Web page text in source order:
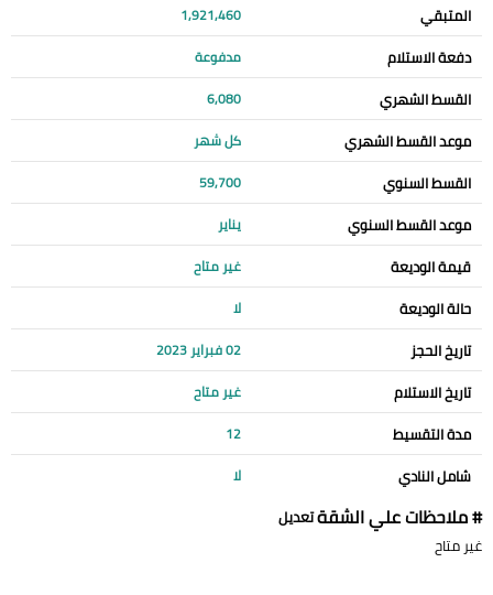
المتبقي 1,921,460
دفعة الاستلام مدفوعة
القسط الشهري 6,080
موعد القسط الشهري كل شهر
القسط السنوي 59,700
موعد القسط السنوي يناير
قيمة الوديعة غير متاح
حالة الوديعة لا
تاريخ الحجز 02 فبراير 2023
تاريخ الاستلام غير متاح
مدة التقسيط 12
شامل النادي لا
# ملاحظات علي الشقةتعديل
غير متاح